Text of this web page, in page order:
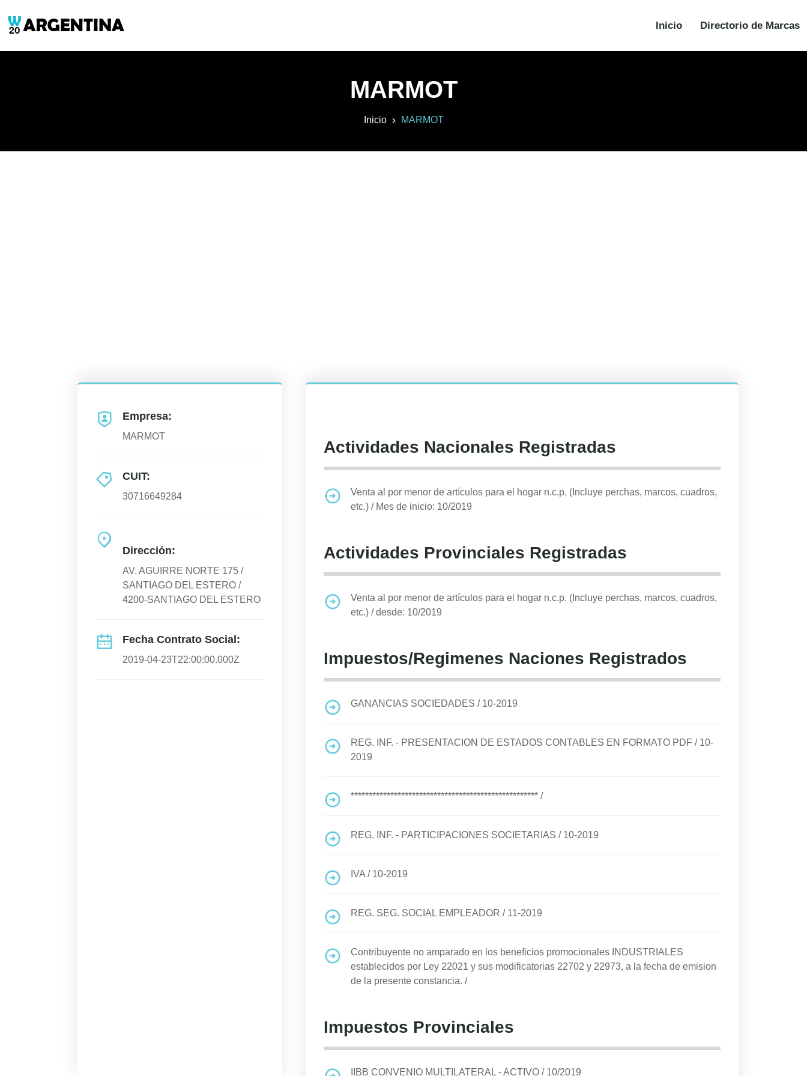
Inicio Directorio de Marcas
MARMOT
Inicio MARMOT
Empresa:
MARMOT
CUIT:
30716649284
Dirección:
AV. AGUIRRE NORTE 175 /
SANTIAGO DEL ESTERO /
4200-SANTIAGO DEL ESTERO
Fecha Contrato Social:
2019-04-23T22:00:00.000Z
Actividades Nacionales Registradas
Venta al por menor de artículos para el hogar n.c.p. (Incluye perchas, marcos, cuadros,
etc.) / Mes de inicio: 10/2019
Actividades Provinciales Registradas
Venta al por menor de artículos para el hogar n.c.p. (Incluye perchas, marcos, cuadros,
etc.) /desde: 10/2019
Impuestos/Regimenes Naciones Registrados
GANANCIAS SOCIEDADES / 10-2019
REG. INF. - PRESENTACION DE ESTADOS CONTABLES EN FORMATO PDF / 10-
2019
**************************************************** /
REG. INF. - PARTICIPACIONES SOCIETARIAS / 10-2019
IVA / 10-2019
REG. SEG. SOCIAL EMPLEADOR / 11-2019
Contribuyente no amparado en los beneficios promocionales INDUSTRIALES
establecidos por Ley 22021 y sus modificatorias 22702 y 22973, a la fecha de emision
de la presente constancia. /
Impuestos Provinciales
IIBB CONVENIO MULTILATERAL - ACTIVO / 10/2019